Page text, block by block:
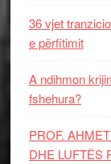
36 vjet
e përfitimit
A ndihmon
fshehura?
PROF.
DHE LUFTЁS